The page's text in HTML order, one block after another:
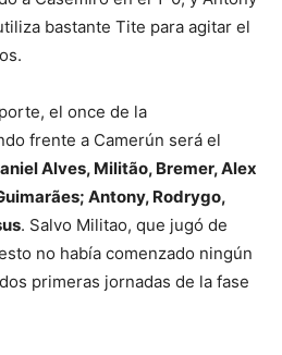
bastante Tite para agitar el
el once de la
frente a Camerún será el
Alves, Militão, Bremer, Alex
Antony, Rodrygo,
. Salvo Militao, que jugó de
no había comenzado ningún
primeras jornadas de la fase